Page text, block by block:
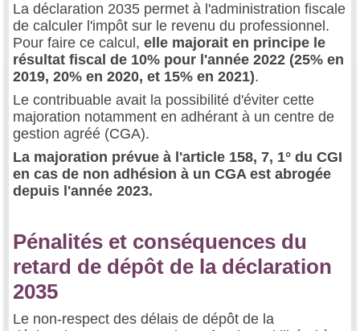
La déclaration 2035 permet à l'administration fiscale
de calculer l'impôt sur le revenu du professionnel.
Pour faire ce calcul, elle majorait en principe le
résultat fiscal de 10% pour l'année 2022 (25% en
2019, 20% en 2020, et 15% en 2021).
Le contribuable avait la possibilité d'éviter cette
majoration notamment en adhérant à un centre de
gestion agréé (CGA).
La majoration prévue à l'article 158, 7, 1° du CGI
en cas de non adhésion à un CGA est abrogée
depuis l'année 2023.
Pénalités et conséquences du
retard de dépôt de la déclaration
2035
Le non-respect des délais de dépôt de la